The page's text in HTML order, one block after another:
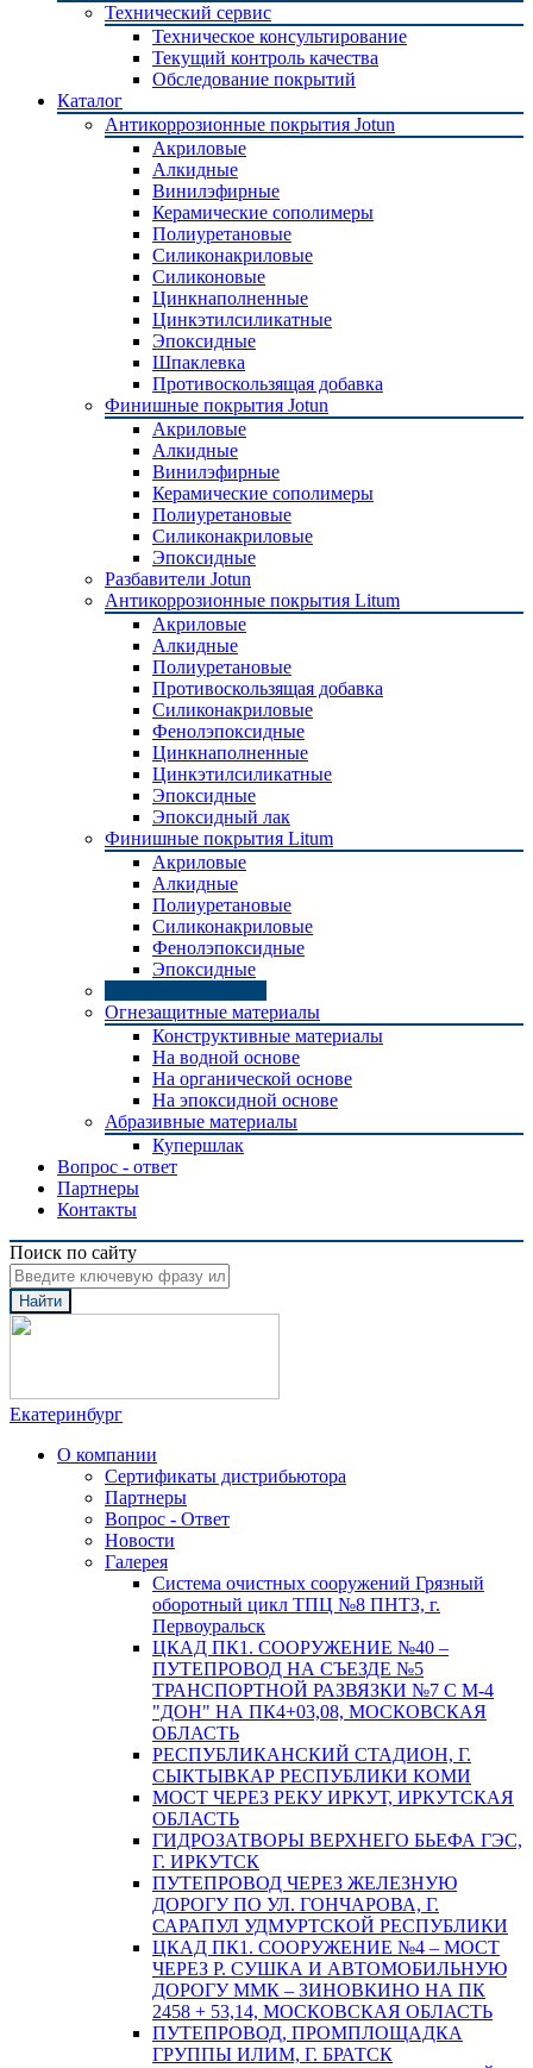
Технический сервис
Техническое консультирование
Текущий контроль качества
Обследование покрытий
Каталог
Антикоррозионные покрытия Jotun
Акриловые
Алкидные
Винилэфирные
Керамические сополимеры
Полиуретановые
Силиконакриловые
Силиконовые
Цинкнаполненные
Цинкэтилсиликатные
Эпоксидные
Шпаклевка
Противоскользящая добавка
Финишные покрытия Jotun
Акриловые
Алкидные
Винилэфирные
Керамические сополимеры
Полиуретановые
Силиконакриловые
Эпоксидные
Разбавители Jotun
Антикоррозионные покрытия Litum
Акриловые
Алкидные
Полиуретановые
Противоскользящая добавка
Силиконакриловые
Фенолэпоксидные
Цинкнаполненные
Цинкэтилсиликатные
Эпоксидные
Эпоксидный лак
Финишные покрытия Litum
Акриловые
Алкидные
Полиуретановые
Силиконакриловые
Фенолэпоксидные
Эпоксидные
Огнезащитные материалы
Конструктивные материалы
На водной основе
На органической основе
На эпоксидной основе
Абразивные материалы
Купершлак
Вопрос - ответ
Партнеры
Контакты
Поиск по сайту
Найти
Екатеринбург
О компании
Сертификаты дистрибьютора
Партнеры
Вопрос - Ответ
Новости
Галерея
Система очистных сооружений Грязный
оборотный цикл ТПЦ №8 ПНТЗ, г.
Первоуральск
ЦКАД ПК1. СООРУЖЕНИЕ №40 –
ПУТЕПРОВОД НА СЪЕЗДЕ №5
ТРАНСПОРТНОЙ РАЗВЯЗКИ №7 С М-4
"ДОН" НА ПК4+03,08, МОСКОВСКАЯ
ОБЛАСТЬ
РЕСПУБЛИКАНСКИЙ СТАДИОН, Г.
СЫКТЫВКАР РЕСПУБЛИКИ КОМИ
МОСТ ЧЕРЕЗ РЕКУ ИРКУТ, ИРКУТСКАЯ
ОБЛАСТЬ
ГИДРОЗАТВОРЫ ВЕРХНЕГО БЬЕФА ГЭС,
Г. ИРКУТСК
ПУТЕПРОВОД ЧЕРЕЗ ЖЕЛЕЗНУЮ
ДОРОГУ ПО УЛ. ГОНЧАРОВА, Г.
САРАПУЛ УДМУРТСКОЙ РЕСПУБЛИКИ
ЦКАД ПК1. СООРУЖЕНИЕ №4 – МОСТ
ЧЕРЕЗ Р. СУШКА И АВТОМОБИЛЬНУЮ
ДОРОГУ ММК – ЗИНОВКИНО НА ПК
2458 + 53,14, МОСКОВСКАЯ ОБЛАСТЬ
ПУТЕПРОВОД, ПРОМПЛОЩАДКА
ГРУППЫ ИЛИМ, Г. БРАТСК